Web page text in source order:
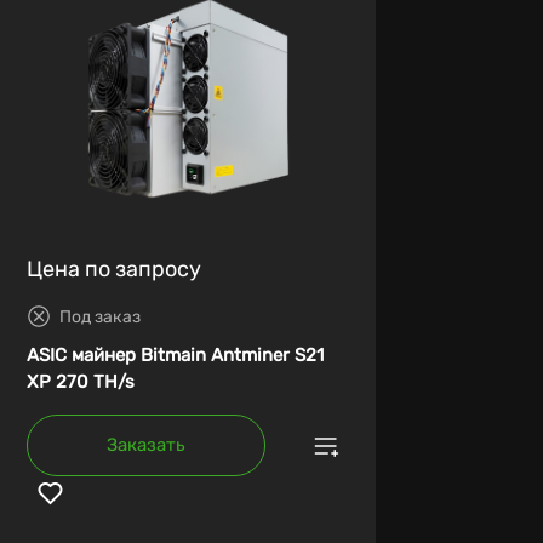
Цена по запросу
Под заказ
ASIC майнер Bitmain Antminer S21
XP 270 TH/s
Заказать